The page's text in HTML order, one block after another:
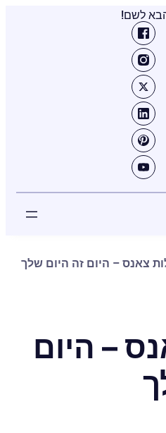
לשם!
צאנס – היום זה היום שלך
– היום